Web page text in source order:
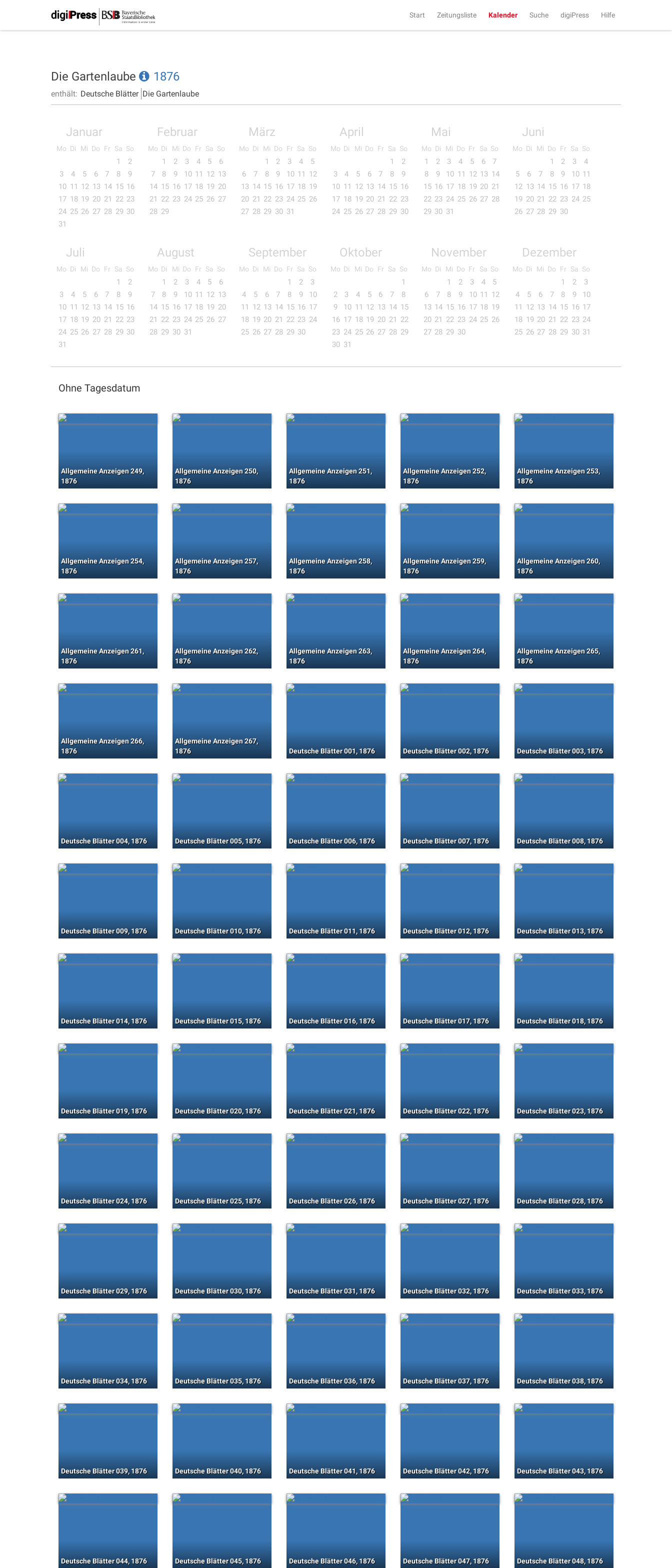
Start Zeitungsliste Kalender Suche digiPress Hilfe
Die Gartenlaube 1876
enthält: Deutsche Blätter Die Gartenlaube
Januar
Mo Di Mi Do Fr Sa So
1
2
3
4 5 6 7 8
9
10 11 12 13 14 15 16
17 18 19 20 21 22 23
24 25 26 27 28 29 30
31
Februar
Mo Di Mi Do Fr Sa So
1 2 3 4 5
6
7
8 9 10 11 12 13
14 15 16 17 18 19 20
21
22 23 24 25 26 27
28 29
März
Mo Di Mi Do Fr Sa So
1 2 3 4
5
6
7 8 9 10 11
12
13 14 15 16 17 18 19
20 21 22 23 24 25 26
27 28 29 30 31
April
Mo Di Mi Do Fr Sa So
1
2
3
4 5 6 7 8
9
10 11 12 13 14 15 16
17 18 19 20 21 22 23
24 25 26 27 28 29 30
Mai
Mo Di Mi Do Fr Sa So
1 2 3 4 5 6
7
8
9 10 11 12 13 14
15 16 17 18 19 20 21
22 23 24 25 26 27 28
29 30 31
Juni
Mo Di Mi Do Fr Sa So
1 2 3
4
5
6 7 8 9 10 11
12 13 14 15 16 17 18
19 20 21 22 23 24 25
26 27 28 29 30
Juli
Mo Di Mi Do Fr Sa So
1
2
3
4 5 6 7 8
9
10 11 12 13 14 15 16
17 18 19 20 21 22 23
24 25 26 27 28 29 30
31
August
Mo Di Mi Do Fr Sa So
1 2 3 4 5
6
7
8 9 10 11 12 13
14 15 16 17 18 19 20
21
22 23 24 25 26 27
28 29 30 31
September
Mo Di Mi Do Fr Sa So
1 2
3
4
5 6 7 8 9
10
11
12 13 14 15 16 17
18 19 20 21 22 23 24
25 26 27 28 29 30
Oktober
Mo Di Mi Do Fr Sa So
1
2
3 4 5 6 7
8
9
10 11 12 13 14 15
16 17 18 19 20 21
22
23 24 25 26 27 28 29
30 31
November
Mo Di Mi Do Fr Sa So
1 2 3 4
5
6
7 8 9 10 11
12
13 14 15 16 17 18 19
20 21 22 23 24 25 26
27 28 29 30
Dezember
Mo Di Mi Do Fr Sa So
1 2
3
4
5 6 7 8 9
10
11
12 13 14 15 16 17
18 19 20 21 22 23 24
25 26 27 28 29 30 31
Ohne Tagesdatum
Allgemeine Anzeigen 249,
1876
Allgemeine Anzeigen 250,
1876
Allgemeine Anzeigen 251,
1876
Allgemeine Anzeigen 252,
1876
Allgemeine Anzeigen 253,
1876
Allgemeine Anzeigen 254,
1876
Allgemeine Anzeigen 257,
1876
Allgemeine Anzeigen 258,
1876
Allgemeine Anzeigen 259,
1876
Allgemeine Anzeigen 260,
1876
Allgemeine Anzeigen 261,
1876
Allgemeine Anzeigen 262,
1876
Allgemeine Anzeigen 263,
1876
Allgemeine Anzeigen 264,
1876
Allgemeine Anzeigen 265,
1876
Allgemeine Anzeigen 266,
1876
Allgemeine Anzeigen 267,
1876
Deutsche Blätter 001, 1876 Deutsche Blätter 002, 1876 Deutsche Blätter 003, 1876
Deutsche Blätter 004, 1876 Deutsche Blätter 005, 1876 Deutsche Blätter 006, 1876 Deutsche Blätter 007, 1876 Deutsche Blätter 008, 1876
Deutsche Blätter 009, 1876 Deutsche Blätter 010, 1876 Deutsche Blätter 011, 1876 Deutsche Blätter 012, 1876 Deutsche Blätter 013, 1876
Deutsche Blätter 014, 1876 Deutsche Blätter 015, 1876 Deutsche Blätter 016, 1876 Deutsche Blätter 017, 1876 Deutsche Blätter 018, 1876
Deutsche Blätter 019, 1876 Deutsche Blätter 020, 1876 Deutsche Blätter 021, 1876 Deutsche Blätter 022, 1876 Deutsche Blätter 023, 1876
Deutsche Blätter 024, 1876 Deutsche Blätter 025, 1876 Deutsche Blätter 026, 1876 Deutsche Blätter 027, 1876 Deutsche Blätter 028, 1876
Deutsche Blätter 029, 1876 Deutsche Blätter 030, 1876 Deutsche Blätter 031, 1876 Deutsche Blätter 032, 1876 Deutsche Blätter 033, 1876
Deutsche Blätter 034, 1876 Deutsche Blätter 035, 1876 Deutsche Blätter 036, 1876 Deutsche Blätter 037, 1876 Deutsche Blätter 038, 1876
Deutsche Blätter 039, 1876 Deutsche Blätter 040, 1876 Deutsche Blätter 041, 1876 Deutsche Blätter 042, 1876 Deutsche Blätter 043, 1876
Deutsche Blätter 044, 1876 Deutsche Blätter 045, 1876 Deutsche Blätter 046, 1876 Deutsche Blätter 047, 1876 Deutsche Blätter 048, 1876